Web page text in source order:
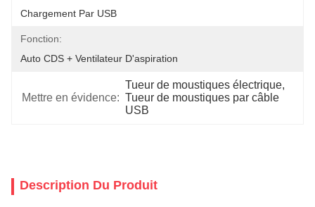
Chargement Par USB
Fonction:
Auto CDS + Ventilateur D'aspiration
Mettre en évidence:
Tueur de moustiques électrique,
Tueur de moustiques par câble
USB
Description Du Produit